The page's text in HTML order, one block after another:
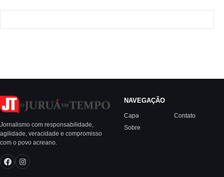
Jornalismo com responsabilidade,
agilidade, veracidade e compromisso
com o povo acreano.
NAVEGAÇÃO
Capa
Sobre
Contato